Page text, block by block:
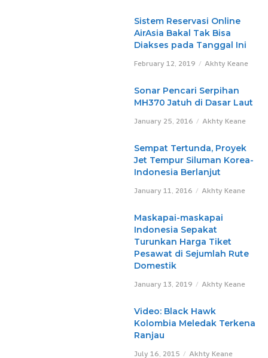
Sistem Reservasi Online
AirAsia Bakal Tak Bisa
Diakses pada Tanggal Ini
February 12, 2019 Akhty Keane
Sonar Pencari Serpihan
MH370 Jatuh di Dasar Laut
January 25, 2016 Akhty Keane
Sempat Tertunda, Proyek
Jet Tempur Siluman Korea-
Indonesia Berlanjut
January 11, 2016 Akhty Keane
Maskapai-maskapai
Indonesia Sepakat
Turunkan Harga Tiket
Pesawat di Sejumlah Rute
Domestik
January 13, 2019 Akhty Keane
Video: Black Hawk
Kolombia Meledak Terkena
Ranjau
July 16, 2015 Akhty Keane